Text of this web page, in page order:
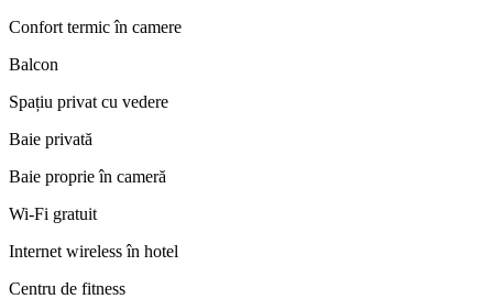
Confort termic în camere
Balcon
Spațiu privat cu vedere
Baie privată
Baie proprie în cameră
Wi-Fi gratuit
Internet wireless în hotel
Centru de fitness